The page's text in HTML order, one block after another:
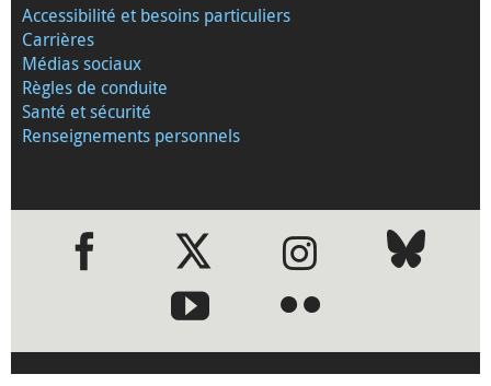
Accessibilité et besoins particuliers
Carrières
Médias sociaux
Règles de conduite
Santé et sécurité
Renseignements personnels
●●